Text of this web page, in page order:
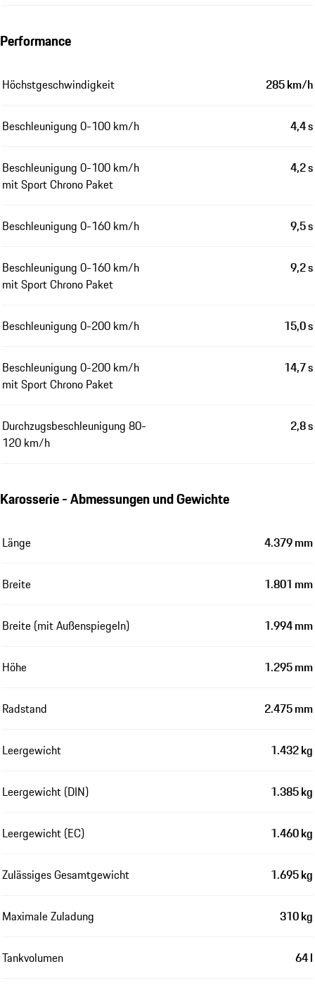
Performance
Höchstgeschwindigkeit 285 km/h
Beschleunigung 0-100 km/h 4,4 s
Beschleunigung 0-100 km/h
mit Sport Chrono Paket
4,2 s
Beschleunigung 0-160 km/h 9,5 s
Beschleunigung 0-160 km/h
mit Sport Chrono Paket
9,2 s
Beschleunigung 0-200 km/h 15,0 s
Beschleunigung 0-200 km/h
mit Sport Chrono Paket
14,7 s
Durchzugsbeschleunigung 80-
120 km/h
2,8 s
Karosserie - Abmessungen und Gewichte
Länge 4.379 mm
Breite 1.801 mm
Breite (mit Außenspiegeln) 1.994 mm
Höhe 1.295 mm
Radstand 2.475 mm
Leergewicht 1.432 kg
Leergewicht (DIN) 1.385 kg
Leergewicht (EC) 1.460 kg
Zulässiges Gesamtgewicht 1.695 kg
Maximale Zuladung 310 kg
Tankvolumen 64 l